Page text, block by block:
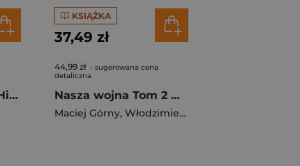
Polska bez cudów Historia dla dorosłych
KSIĄŻKA
37,49 zł
44,99 zł - sugerowana cena
detaliczna
Nasza wojna Tom 2 Narody 1917-1923
Maciej Górny, Włodzimierz Borodziej